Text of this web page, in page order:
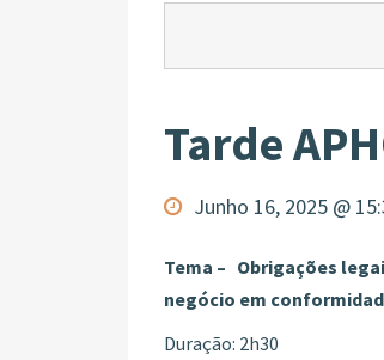
Tarde
Junho 16, 2025 @
Tema – Obrigações
negócio em
Duração: 2h30